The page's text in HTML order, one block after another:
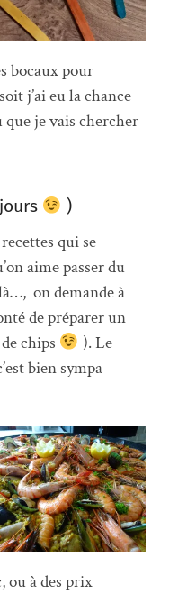
bocaux pour
j’ai eu la chance
je vais chercher
)
qui se
aime passer du
on demande à
de préparer un
chips
). Le
bien sympa
ou à des prix